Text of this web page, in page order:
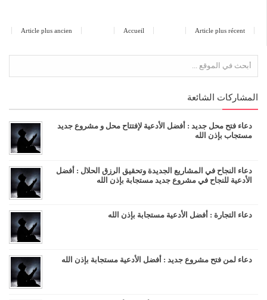
Article plus récent
Article plus ancien Accueil
المشاركات الشائعة
دعاء فتح محل جديد : أفضل الأدعية لإفتتاح محل و مشروع جديد
مستجاب بإذن الله
دعاء النجاح في المشاريع الجديدة وتحقيق الرزق الحلال : أفضل
الأدعية للنجاح في مشروع جديد مستجابة بإذن الله
دعاء التجارة : أفضل الأدعية مستجابة بإذن الله
دعاء لمن فتح مشروع جديد : أفضل الأدعية مستجابة بإذن الله